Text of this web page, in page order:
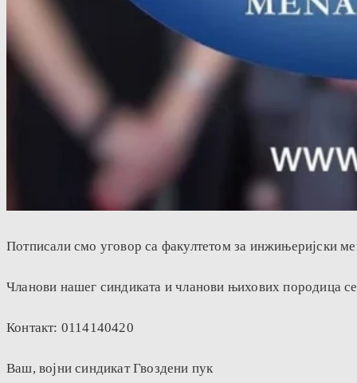
Потписали смо уговор са факултетом за инжињеријски
Чланови нашег синдиката и чланови њихових породица
Контакт: 0114140420
Ваш, војни синдикат Гвоздени пук